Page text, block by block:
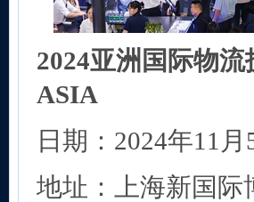
2024亚洲国际物
ASIA
日期：2024年11月
地址：上海新国际